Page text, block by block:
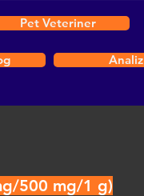
Pet Veteriner
Analiz
500 mg/1 g)